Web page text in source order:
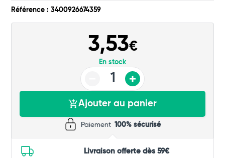
Référence : 3400926674359
3,53€
En stock
Ajouter au panier
Paiement 100% sécurisé
Livraison offerte dès 59€